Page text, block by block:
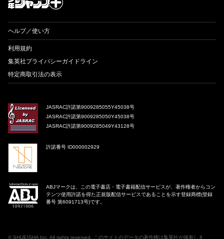
ヘルプ／使い方
利用規約
集英社プライバシーガイドライン
特定商取引法の表示
JASRAC許諾第9009285055Y45038号
JASRAC許諾第9009285050Y45038号
JASRAC許諾第9009285049Y43128号
許諾番号 ID000002929
ABJマークは、この電子書店・電子書籍配信サービスが、著作権者からコン
テンツ使用許諾を得た正規版配信サービスであることを示す登録商標(登録
番号 第6091713号)です。
© SHUEISHA Inc. All rights reserved. このサイトのデータの著作権は集英社が保有しま